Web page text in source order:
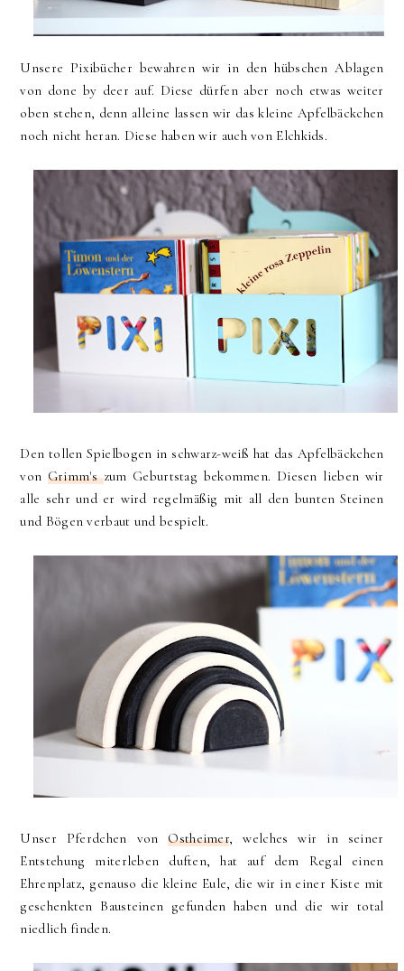
Unsere Pixibücher bewahren wir in den hübschen Ablagen
von done by deer auf. Diese dürfen aber noch etwas weiter
oben stehen, denn alleine lassen wir das kleine Apfelbäckchen
noch nicht heran. Diese haben wir auch von Elchkids.
Den tollen Spielbogen in schwarz-weiß hat das Apfelbäckchen
von Grimm'szum Geburtstag bekommen. Diesen lieben wir
alle sehr und er wird regelmäßig mit all den bunten Steinen
und Bögen verbaut und bespielt.
Unser Pferdchen vonOstheimer, welches wir in seiner
Entstehung miterleben duften, hat auf dem Regal einen
Ehrenplatz, genauso die kleine Eule, die wir in einer Kiste mit
geschenkten Bausteinen gefunden haben und die wir total
niedlich finden.